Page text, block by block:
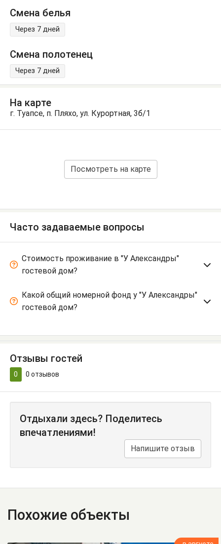
Смена белья
Через 7 дней
Смена полотенец
Через 7 дней
На карте
г. Туапсе, п. Пляхо, ул. Курортная, 3б/1
Посмотреть на карте
Часто задаваемые вопросы
Стоимость проживание в "У Александры"
гостевой дом?
Какой общий номерной фонд у "У Александры"
гостевой дом?
Отзывы гостей
0 0 отзывов
Отдыхали здесь? Поделитесь
впечатлениями!
Напишите отзыв
Похожие объекты